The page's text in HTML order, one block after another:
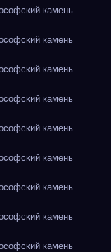
камень
камень
камень
камень
камень
камень
камень
камень
камень